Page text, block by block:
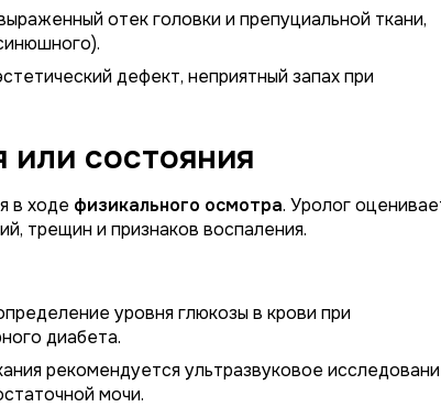
отек головки и препуциальной ткани,
дефект, неприятный запах при
или состояния
в ходе физикального осмотра. Уролог
трещин и признаков воспаления.
уровня глюкозы в крови при
диабета.
рекомендуется ультразвуковое
мочи.